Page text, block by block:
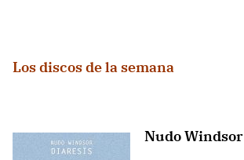
Los discos de la semana
Nudo Windsor